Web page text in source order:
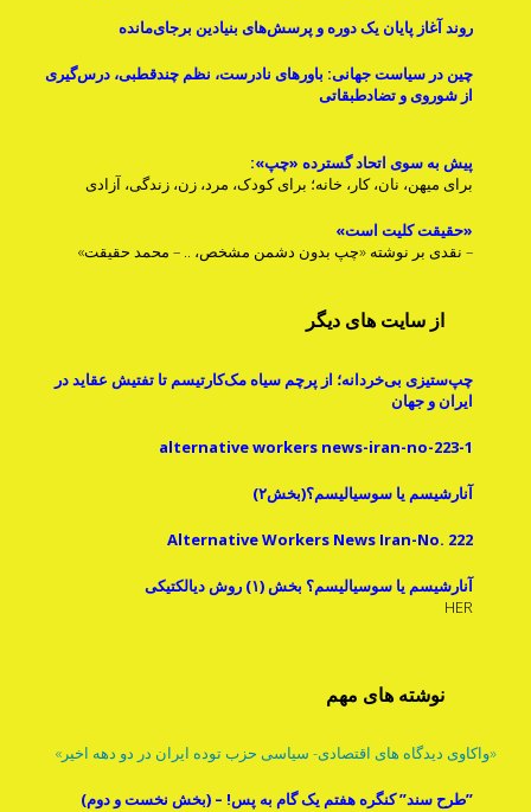
روند آغاز پایان یک دوره و پرسش‌های بنیادینِ برجای‌مانده
چین در سیاست جهانی: باورهای نادرست، نظم چندقطبی، درس‌گیری
از شوروی و تضادطبقاتی
پیش به سوی اتحاد گسترده «چپ»:
برای میهن، نان، کار، خانه؛ برای کودک، مرد، زن، زندگی، آزادی
«حقیقت کلیت است»
– نقدی بر نوشته «چپِ بدون دشمن مشخص، .. – محمد حقیقت»
از سایت های دیگر
چپ‌ستیزی بی‌خردانه؛ از پرچم سیاه مک‌کارتیسم تا تفتیش عقاید در
ایران و جهان
alternative workers news-iran-no-223-1
آنارشیسم یا سوسیالیسم؟(بخش۲)
Alternative Workers News Iran-No. 222
آنارشیسم یا سوسیالیسم؟ بخش (۱) روش دیالکتیکی
HER
نوشته های مهم
«واکاوی دیدگاه های اقتصادی- سیاسی حزب توده ایران در دو دهه اخیر»
”طرح سند” کنگره هفتم یک گام به پس! – (بخش نخست و دوم)